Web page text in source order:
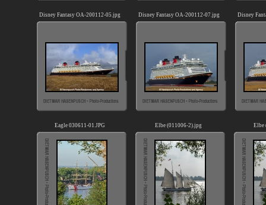
Disney Fantasy OA-200112-05.jpg Disney Fantasy OA-200112-07.jpg Disney
Eagle 030611-01.JPG Elbe (011006-2).jpg Elbe